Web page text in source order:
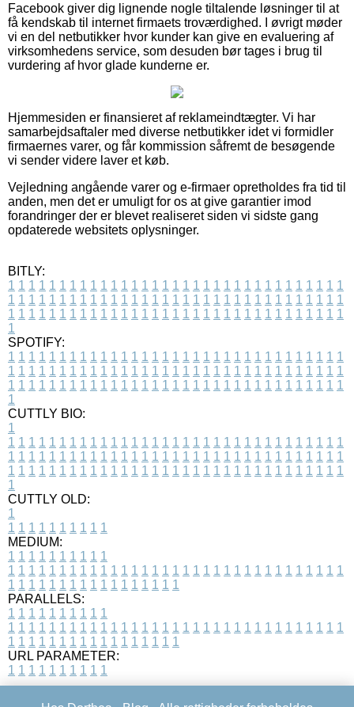
Facebook giver dig lignende nogle tiltalende løsninger til at
få kendskab til internet firmaets troværdighed. I øvrigt møder
vi en del netbutikker hvor kunder kan give en evaluering af
virksomhedens service, som desuden bør tages i brug til
vurdering af hvor glade kunderne er.
Hjemmesiden er finansieret af reklameindtægter. Vi har
samarbejdsaftaler med diverse netbutikker idet vi formidler
firmaernes varer, og får kommission såfremt de besøgende
vi sender videre laver et køb.
Vejledning angående varer og e-firmaer opretholdes fra tid til
anden, men det er umuligt for os at give garantier imod
forandringer der er blevet realiseret siden vi sidste gang
opdaterede websitets oplysninger.
BITLY:
1 1 1 1 1 1 1 1 1 1 1 1 1 1 1 1 1 1 1 1 1 1 1 1 1 1 1 1 1 1 1 1 1
1 1 1 1 1 1 1 1 1 1 1 1 1 1 1 1 1 1 1 1 1 1 1 1 1 1 1 1 1 1 1 1 1
1 1 1 1 1 1 1 1 1 1 1 1 1 1 1 1 1 1 1 1 1 1 1 1 1 1 1 1 1 1 1 1 1
1
SPOTIFY:
1 1 1 1 1 1 1 1 1 1 1 1 1 1 1 1 1 1 1 1 1 1 1 1 1 1 1 1 1 1 1 1 1
1 1 1 1 1 1 1 1 1 1 1 1 1 1 1 1 1 1 1 1 1 1 1 1 1 1 1 1 1 1 1 1 1
1 1 1 1 1 1 1 1 1 1 1 1 1 1 1 1 1 1 1 1 1 1 1 1 1 1 1 1 1 1 1 1 1
1
CUTTLY BIO:
1
1 1 1 1 1 1 1 1 1 1 1 1 1 1 1 1 1 1 1 1 1 1 1 1 1 1 1 1 1 1 1 1 1
1 1 1 1 1 1 1 1 1 1 1 1 1 1 1 1 1 1 1 1 1 1 1 1 1 1 1 1 1 1 1 1 1
1 1 1 1 1 1 1 1 1 1 1 1 1 1 1 1 1 1 1 1 1 1 1 1 1 1 1 1 1 1 1 1 1
1
CUTTLY OLD:
1
1 1 1 1 1 1 1 1 1 1
MEDIUM:
1 1 1 1 1 1 1 1 1 1
1 1 1 1 1 1 1 1 1 1 1 1 1 1 1 1 1 1 1 1 1 1 1 1 1 1 1 1 1 1 1 1 1
1 1 1 1 1 1 1 1 1 1 1 1 1 1 1 1 1
PARALLELS:
1 1 1 1 1 1 1 1 1 1
1 1 1 1 1 1 1 1 1 1 1 1 1 1 1 1 1 1 1 1 1 1 1 1 1 1 1 1 1 1 1 1 1
1 1 1 1 1 1 1 1 1 1 1 1 1 1 1 1 1
URL PARAMETER:
1 1 1 1 1 1 1 1 1 1